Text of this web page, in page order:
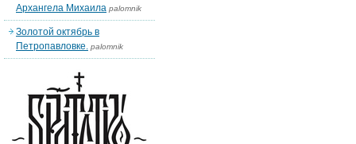
Архангела Михаила palomnik
Золотой октябрь в
Петропавловке. palomnik